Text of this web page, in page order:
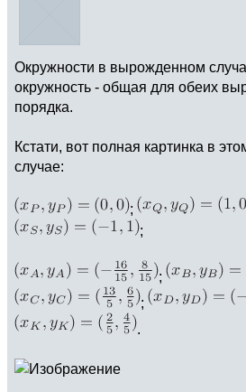
Окружности в вырожденном
окружность - общая для обеих
порядка.
Кстати, вот полная картинка в
случае:
;
;
;
;
.